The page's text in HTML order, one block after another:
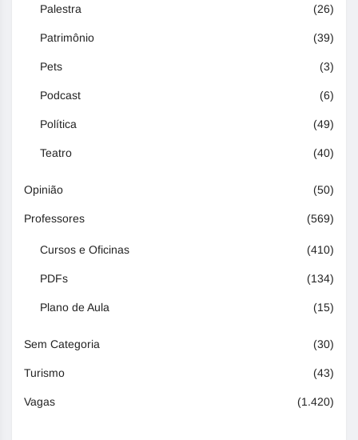
Palestra (26)
Patrimônio (39)
Pets (3)
Podcast (6)
Política (49)
Teatro (40)
Opinião (50)
Professores (569)
Cursos e Oficinas (410)
PDFs (134)
Plano de Aula (15)
Sem Categoria (30)
Turismo (43)
Vagas (1.420)